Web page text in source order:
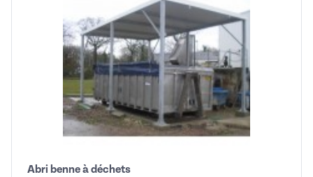
Abri benne à déchets